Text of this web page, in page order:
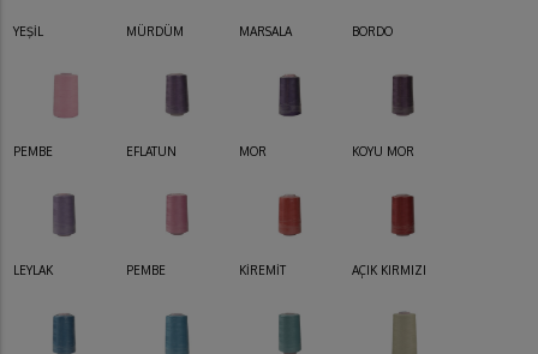
YEŞİL MÜRDÜM MARSALA BORDO
PEMBE EFLATUN MOR KOYU MOR
LEYLAK PEMBE KİREMİT AÇIK KIRMIZI